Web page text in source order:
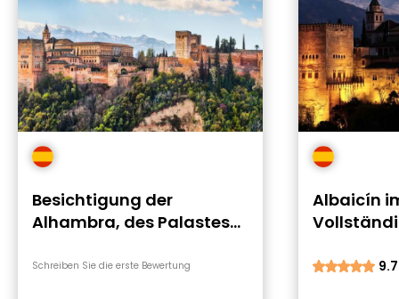
Besichtigung der
Alhambra, des Palastes
Mártires
Schreiben Sie die erste Bewertung
Albaicín
9.7